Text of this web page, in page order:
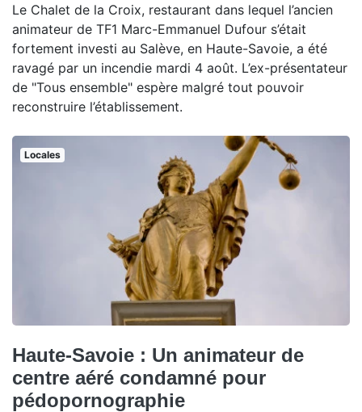
Le Chalet de la Croix, restaurant dans lequel l’ancien
animateur de TF1 Marc-Emmanuel Dufour s’était
fortement investi au Salève, en Haute-Savoie, a été
ravagé par un incendie mardi 4 août. L’ex-présentateur
de "Tous ensemble" espère malgré tout pouvoir
reconstruire l’établissement.
Locales
Haute-Savoie : Un animateur de
centre aéré condamné pour
pédopornographie